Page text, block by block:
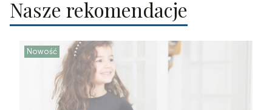
Nasze rekomendacje
Nowość